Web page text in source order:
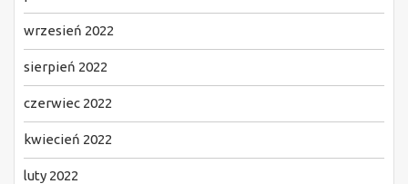
wrzesień 2022
sierpień 2022
czerwiec 2022
kwiecień 2022
luty 2022